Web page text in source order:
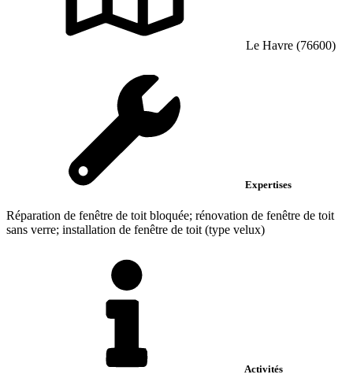
Le Havre (76600)
Expertises
Réparation de fenêtre de toit bloquée; rénovation de fenêtre de toit
sans verre; installation de fenêtre de toit (type velux)
Activités